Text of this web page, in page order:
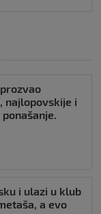
najlopovskije i
i ulazi u klub
a evo